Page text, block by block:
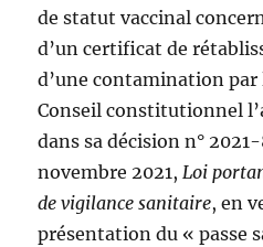
de statut vaccinal
d’un certificat de
d’une contamination par
Conseil constitutionnel
dans sa décision n°
novembre 2021,Loi
de vigilance sanitaire, en
présentation du « passe